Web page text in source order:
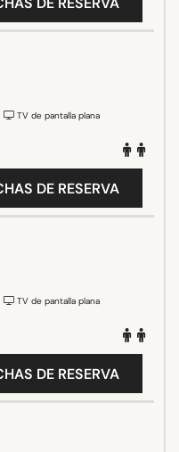
TV de pantalla plana
DE RESERVA
TV de pantalla plana
DE RESERVA